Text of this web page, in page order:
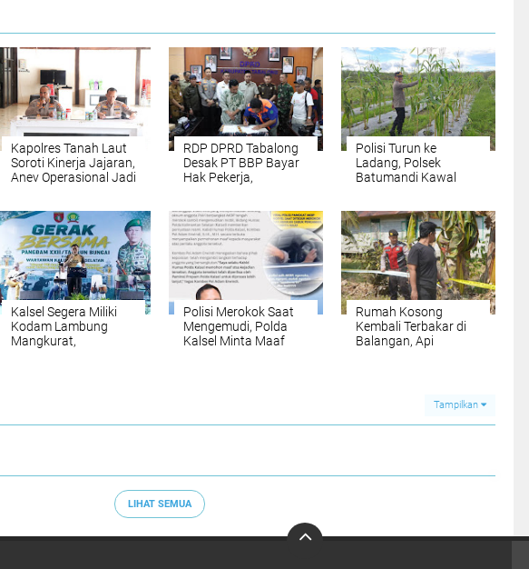
Kapolres Tanah Laut
Soroti Kinerja Jajaran,
Anev Operasional Jadi
RDP DPRD Tabalong
Desak PT BBP Bayar
Hak Pekerja,
Polisi Turun ke
Ladang, Polsek
Batumandi Kawal
Presiden
Kalsel Segera Miliki
Kodam Lambung
Mangkurat,
Polisi Merokok Saat
Mengemudi, Polda
Kalsel Minta Maaf
Rumah Kosong
Kembali Terbakar di
Balangan, Api
Tampilkan
LIHAT SEMUA